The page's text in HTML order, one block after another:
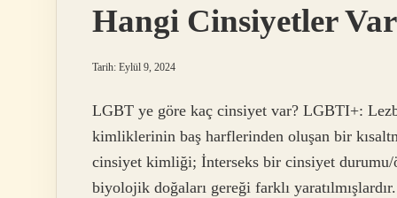
Hangi Cinsiyetler Var
Tarih: Eylül 9, 2024
LGBT ye göre kaç cinsiyet var? LGBTI+:
kimliklerinin baş harflerinden oluşan bir
cinsiyet kimliği; İnterseks bir cinsiyet
biyolojik doğaları gereği farklı